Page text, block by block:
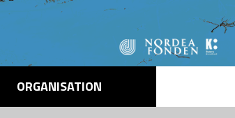
ORGANISATION